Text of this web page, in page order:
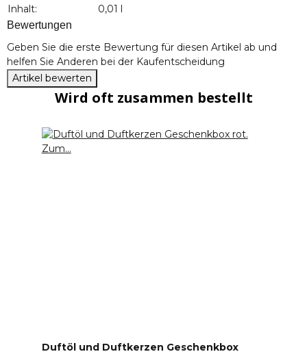
Inhalt:
0,01 l
Bewertungen
Geben Sie die erste Bewertung für diesen Artikel ab und
helfen Sie Anderen bei der Kaufentscheidung
Artikel bewerten
Wird oft zusammen bestellt
Duftöl und Duftkerzen Geschenkbox